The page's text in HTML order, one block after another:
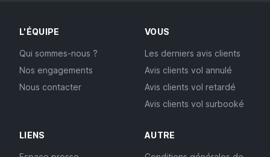
L'ÉQUIPE
Qui sommes-nous ?
Nos engagements
Nous contacter
VOUS
Les derniers avis clients
Avis clients vol annulé
Avis clients vol retardé
Avis clients vol surbooké
LIENS AUTRE